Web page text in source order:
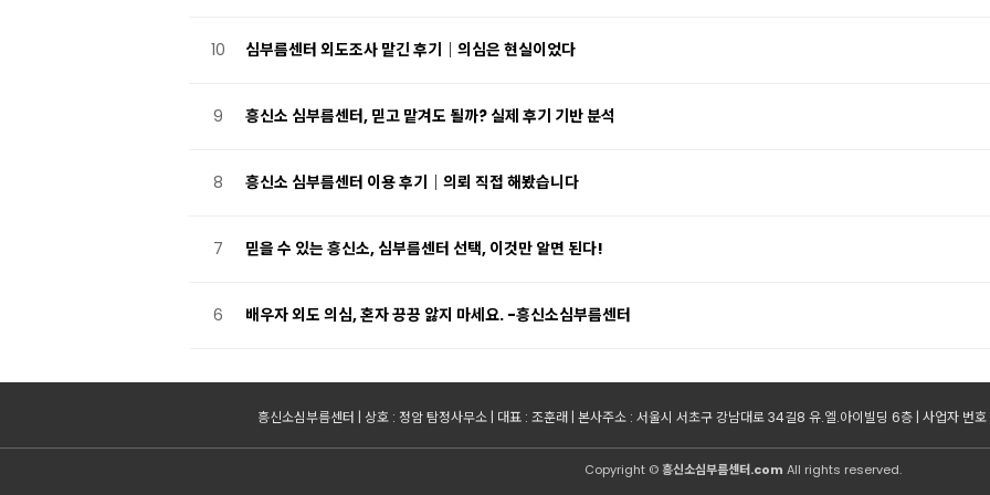
10 심부름센터 외도조사 맡긴 후기｜의심은 현실이었다
9 흥신소 심부름센터, 믿고 맡겨도 될까? 실제 후기 기반 분석
8 흥신소 심부름센터 이용 후기｜의뢰 직접 해봤습니다
7 믿을 수 있는 흥신소, 심부름센터 선택, 이것만 알면 된다!
6 배우자 외도 의심, 혼자 끙끙 앓지 마세요. -흥신소심부름센터
흥신소심부름센터 | 상호 : 정암 탐정사무소 | 대표 : 조훈래 | 본사주소 : 서울시 서초구 강남대로 34길8 유.엘.아이빌딩 6층 | 사업자
Copyright © 흥신소심부름센터.com All rights reserved.